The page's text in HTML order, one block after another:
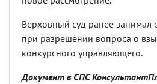
Верховный суд ранее занимал
при разрешении вопроса о
конкурсного управляющего.
Документ в СПС